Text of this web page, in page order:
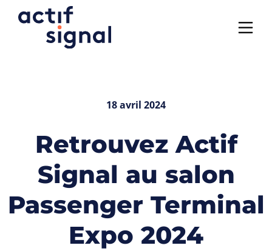
18 avril 2024
Retrouvez Actif
Signal au salon
Passenger Terminal
Expo 2024
Panneau de gestion des cookies